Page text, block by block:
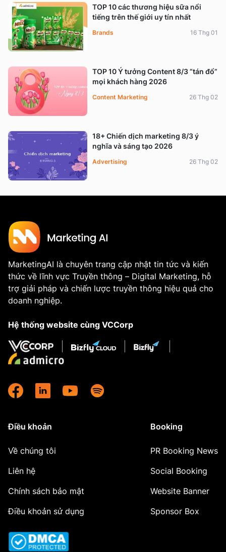
TOP 10 các thương hiệu sữa nổi
tiếng trên thế giới uy tín nhất
Brands 16 Thg 01
TOP 10 Ý tưởng Content 8/3 “tán đổ”
mọi khách hàng 2026
Content Marketing 26 Thg 02
18+ Chiến dịch marketing 8/3 ý
nghĩa và sáng tạo 2026
Advertising 26 Thg 02
MarketingAI là chuyên trang cập nhật tin tức và kiến
thức về lĩnh vực Truyền thông – Digital Marketing, hỗ
trợ giải pháp và chiến lược truyền thông hiệu quả cho
doanh nghiệp.
Hệ thống website cùng VCCorp
Điều khoản
Về chúng tôi
Liên hệ
Chính sách bảo mật
Điều khoản sử dụng
Booking
PR Booking News
Social Booking
Website Banner
Sponsor Box